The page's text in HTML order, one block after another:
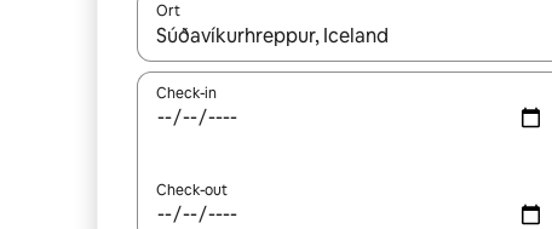
Ort
Wenn Ergebnisse verfügbar sind, navigiere mit
Check-in
Check-out